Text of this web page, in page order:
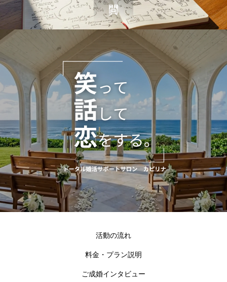
活動の流れ
料金・プラン説明
ご成婚インタビュー